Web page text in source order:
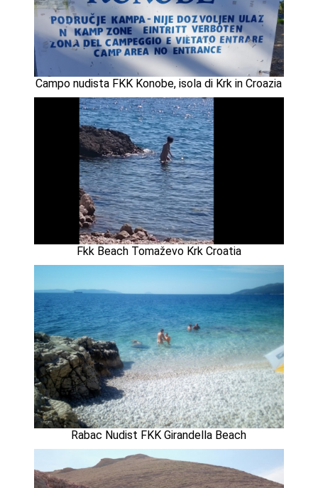
Campo nudista FKK Konobe, isola di Krk in Croazia
Fkk Beach Tomaževo Krk Croatia
Rabac Nudist FKK Girandella Beach